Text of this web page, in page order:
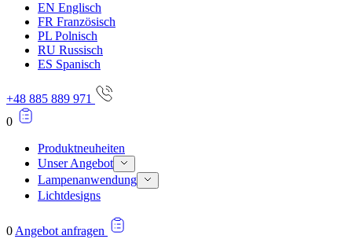
EN Englisch
FR Französisch
PL Polnisch
RU Russisch
ES Spanisch
+48 885 889 971
0
Produktneuheiten
Unser Angebot
Lampenanwendung
Lichtdesigns
0 Angebot anfragen